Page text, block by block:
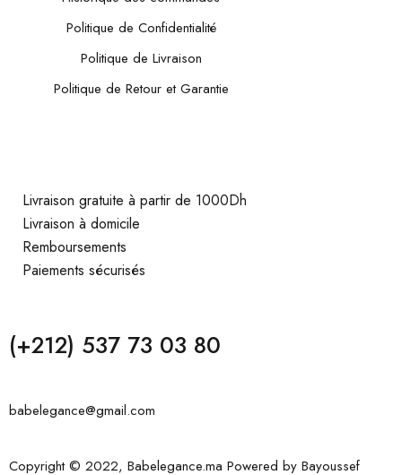
Politique de Confidentialité
Politique de Livraison
Politique de Retour et Garantie
Livraison gratuite à partir de 1000Dh
Livraison à domicile
Remboursements
Paiements sécurisés
(+212) 537 73 03 80
babelegance@gmail.com
Copyright © 2022, Babelegance.ma Powered by Bayoussef